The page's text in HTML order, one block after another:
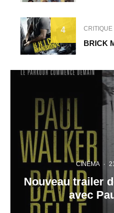
4 CRITIQUE
BRICK
CINÉMA ·
Nouveau trailer
avec